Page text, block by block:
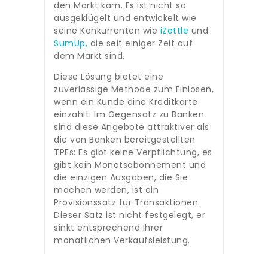
den Markt kam. Es ist nicht so
ausgeklügelt und entwickelt wie
seine Konkurrenten wie iZettle und
SumUp, die seit einiger Zeit auf
dem Markt sind.
Diese Lösung bietet eine
zuverlässige Methode zum Einlösen,
wenn ein Kunde eine Kreditkarte
einzahlt. Im Gegensatz zu Banken
sind diese Angebote attraktiver als
die von Banken bereitgestellten
TPEs: Es gibt keine Verpflichtung, es
gibt kein Monatsabonnement und
die einzigen Ausgaben, die Sie
machen werden, ist ein
Provisionssatz für Transaktionen.
Dieser Satz ist nicht festgelegt, er
sinkt entsprechend Ihrer
monatlichen Verkaufsleistung.